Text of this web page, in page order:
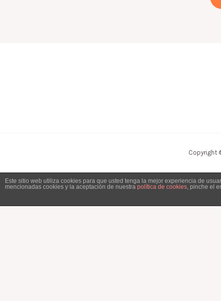
Copyright
Este sitio web utiliza cookies para que usted tenga la mejor experiencia de
mencionadas cookies y la aceptación de nuestra política de cookies , pinche el